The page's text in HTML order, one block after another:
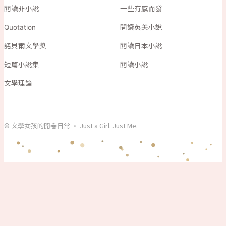
閱讀非小說 一些有感而發
Quotation 閱讀英美小說
諾貝爾文學獎 閱讀日本小說
短篇小說集 閱讀小說
文學理論
© 文學女孩的開卷日常 · Just a Girl. Just Me.